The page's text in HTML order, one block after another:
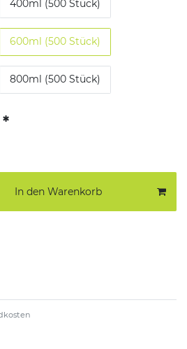
400ml (500 Stück)
600ml (500 Stück)
800ml (500 Stück)
*
In den Warenkorb